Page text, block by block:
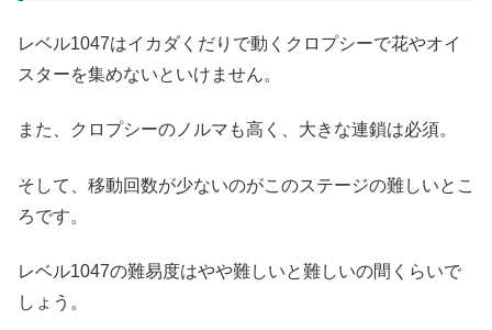
レベル1047はイカダくだりで動くクロプシーで花やオイ
スターを集めないといけません。
また、クロプシーのノルマも高く、大きな連鎖は必須。
そして、移動回数が少ないのがこのステージの難しいとこ
ろです。
レベル1047の難易度はやや難しいと難しいの間くらいで
しょう。